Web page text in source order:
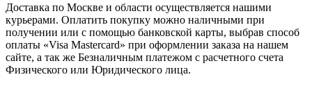
Venicci
Voksi
Wisenet
Доставка по Москве и области осуществляется нашими
курьерами. Оплатить покупку можно наличными при
получении или с помощью банковской карты, выбрав способ
оплаты «Visa Mastercard» при оформлении заказа на нашем
сайте, а так же Безналичным платежом с расчетного счета
Физического или Юридического лица.